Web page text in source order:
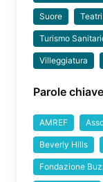
Suore Teatri
Turismo
Villeggiatura
Parole chiave
AMREF
Beverly Hills
Fondazione